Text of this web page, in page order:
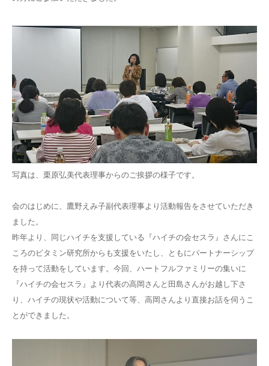
写真は、栗原弘美代表理事からのご挨拶の様子です。
会のはじめに、鷹野えみ子副代表理事より活動報告をさせていただき
ました。
昨年より、同じハイチを支援している『ハイチの会セスラ』さんにこ
ころのビタミン研究所からも支援をいたし、ともにパートナーシップ
を持って活動をしています。今回、ハートフルファミリーの集いに
『ハイチの会セスラ』より代表の高岡さんと田島さんがお越し下さ
り、ハイチの現状や活動について等、高岡さんより直接お話を伺うこ
とができました。